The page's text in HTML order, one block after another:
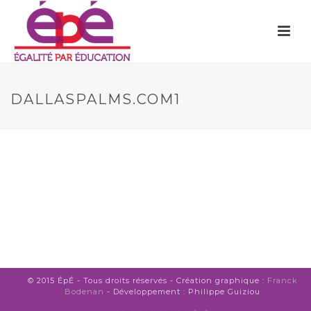
DALLASPALMS.COM1
© 2015 ÉpÉ - Tous droits réservés - Création graphique : Franck
Bodenan - Développement : Philippe Guiziou